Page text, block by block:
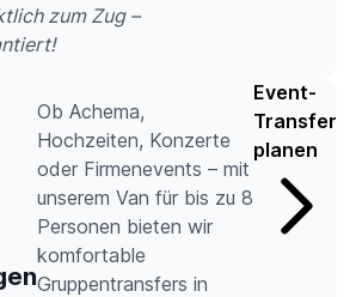
zum Zug –
Ob Achema,
Hochzeiten, Konzerte
oder Firmenevents – mit
unserem Van für bis zu 8
Personen bieten wir
komfortable
Gruppentransfers in
Event-
Transfer
planen